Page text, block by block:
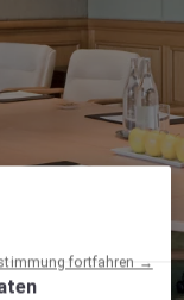
fortfahren →